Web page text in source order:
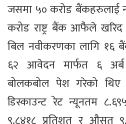
जसमा ५० करोड बैंकहरुलाई
करोड राष्ट्र बैंक आफै‌ंले खरिद
बिल नवीकरणका लागि १६
६२ आवेदन मार्फत ६
बोलकबोल पेश गरेको थिए
डिस्काउन्ट रेट न्यूनतम